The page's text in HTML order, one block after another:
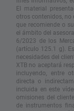
El material
otros contenidos,
que recomiende o
el ámbito del
6/2023 de los
(artículo 125.1 g).
necesidades del
XTB no aceptará
incluyendo, entre
directa o
incluida en este
omisiones del
de instrumentos